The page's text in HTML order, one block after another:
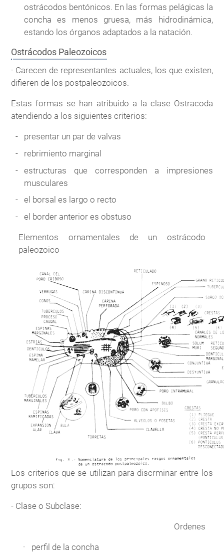
ostrácodos bentónicos. En las formas pelágicas la
concha es menos gruesa, más hidrodinámica,
estando los órganos adaptados a la natación.
Ostrácodos Paleozoicos
· Carecen de representantes actuales, los que existen,
difieren de los postpaleozoicos.
Estas formas se han atribuido a la clase Ostracoda
atendiendo a los siguientes criterios:
presentar un par de valvas
rebrimiento marginal
estructuras que corresponden a impresiones
musculares
el borsal es largo o recto
el border anterior es obstuso
Elementos ornamentales de un ostrácodo
paleozoico
Los criterios que se utilizan para discrminar entre los
grupos son:
- Clase o Subclase:
Ordenes
perfil de la concha